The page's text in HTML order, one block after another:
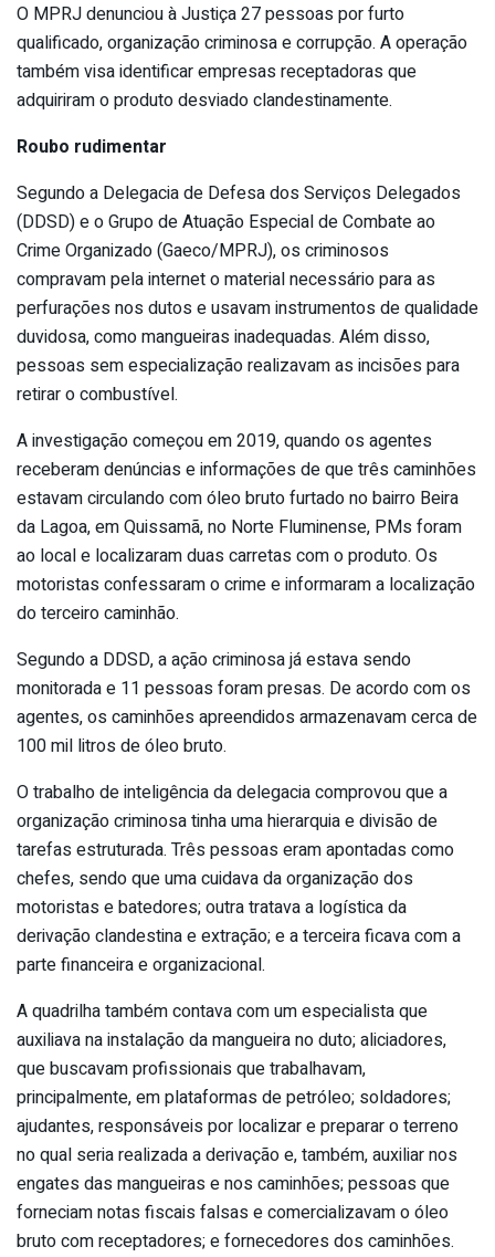
O MPRJ denunciou à Justiça 27 pessoas por furto
qualificado, organização criminosa e corrupção. A operação
também visa identificar empresas receptadoras que
adquiriram o produto desviado clandestinamente.
Roubo rudimentar
Segundo a Delegacia de Defesa dos Serviços Delegados
(DDSD) e o Grupo de Atuação Especial de Combate ao
Crime Organizado (Gaeco/MPRJ), os criminosos
compravam pela internet o material necessário para as
perfurações nos dutos e usavam instrumentos de qualidade
duvidosa, como mangueiras inadequadas. Além disso,
pessoas sem especialização realizavam as incisões para
retirar o combustível.
A investigação começou em 2019, quando os agentes
receberam denúncias e informações de que três caminhões
estavam circulando com óleo bruto furtado no bairro Beira
da Lagoa, em Quissamã, no Norte Fluminense, PMs foram
ao local e localizaram duas carretas com o produto. Os
motoristas confessaram o crime e informaram a localização
do terceiro caminhão.
Segundo a DDSD, a ação criminosa já estava sendo
monitorada e 11 pessoas foram presas. De acordo com os
agentes, os caminhões apreendidos armazenavam cerca de
100 mil litros de óleo bruto.
O trabalho de inteligência da delegacia comprovou que a
organização criminosa tinha uma hierarquia e divisão de
tarefas estruturada. Três pessoas eram apontadas como
chefes, sendo que uma cuidava da organização dos
motoristas e batedores; outra tratava a logística da
derivação clandestina e extração; e a terceira ficava com a
parte financeira e organizacional.
A quadrilha também contava com um especialista que
auxiliava na instalação da mangueira no duto; aliciadores,
que buscavam profissionais que trabalhavam,
principalmente, em plataformas de petróleo; soldadores;
ajudantes, responsáveis por localizar e preparar o terreno
no qual seria realizada a derivação e, também, auxiliar nos
engates das mangueiras e nos caminhões; pessoas que
forneciam notas fiscais falsas e comercializavam o óleo
bruto com receptadores; e fornecedores dos caminhões.